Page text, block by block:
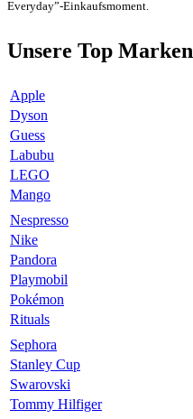
Everyday”-Einkaufsmoment.
Unsere Top Marken
Apple
Dyson
Guess
Labubu
LEGO
Mango
Nespresso
Nike
Pandora
Playmobil
Pokémon
Rituals
Sephora
Stanley Cup
Swarovski
Tommy Hilfiger